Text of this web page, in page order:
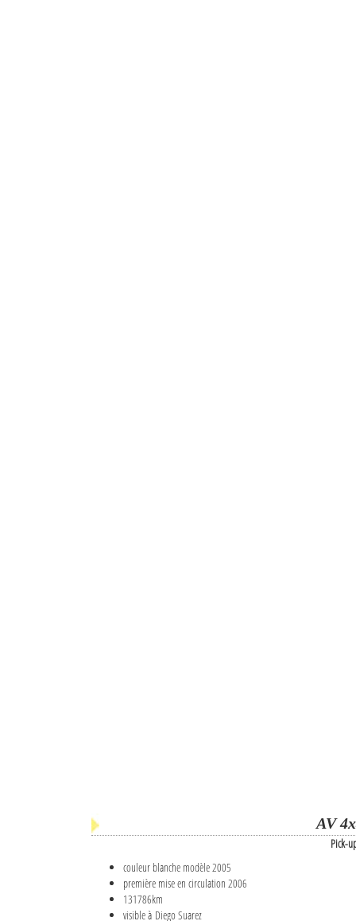
AV
Pick-
couleur blanche modèle 2005
première mise en circulation 2006
131786km
visible à Diego Suarez